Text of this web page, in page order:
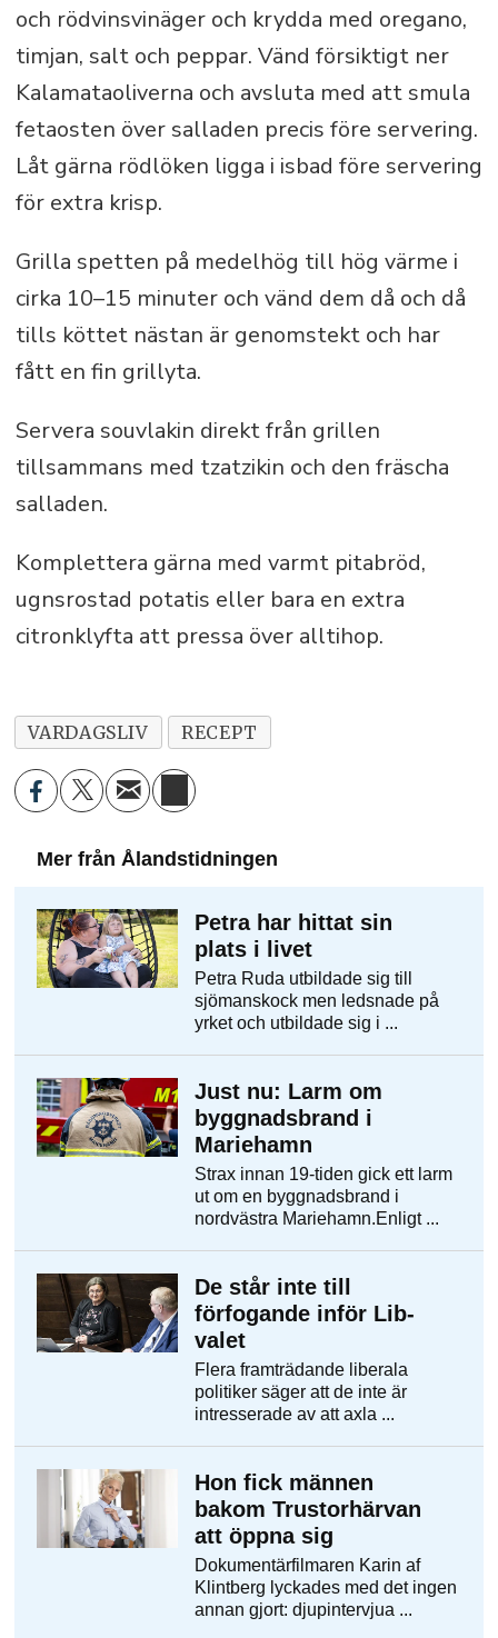
och rödvinsvinäger och krydda med oregano,
timjan, salt och peppar. Vänd försiktigt ner
Kalamataoliverna och avsluta med att smula
fetaosten över salladen precis före servering.
Låt gärna rödlöken ligga i isbad före servering
för extra krisp.
Grilla spetten på medelhög till hög värme i
cirka 10–15 minuter och vänd dem då och då
tills köttet nästan är genomstekt och har
fått en fin grillyta.
Servera souvlakin direkt från grillen
tillsammans med tzatzikin och den fräscha
salladen.
Komplettera gärna med varmt pitabröd,
ugnsrostad potatis eller bara en extra
citronklyfta att pressa över alltihop.
VARDAGSLIV RECEPT